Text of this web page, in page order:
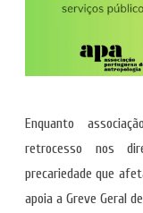
Enquanto
retrocesso nos
precariedade que
apoia a Greve Geral